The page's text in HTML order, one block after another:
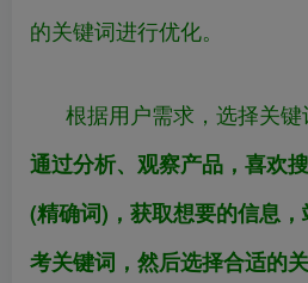
的关键词进行优化。
根据用户需求，选择关键
通过分析、观察产品，喜欢
(精确词)，获取想要的信息
考关键词，然后选择合适的关